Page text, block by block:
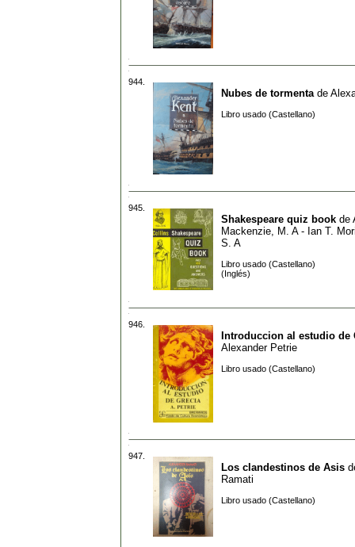
944.
Nubes de tormenta de
Libro usado (Castellano)
945.
Shakespeare quiz book de
Mackenzie, M. A - Ian T.
S. A
Libro usado (Castellano)
(Inglés)
946.
Introduccion al estudio de
Alexander Petrie
Libro usado (Castellano)
947.
Los clandestinos de Asis
Ramati
Libro usado (Castellano)